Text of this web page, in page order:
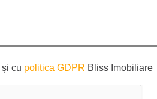
şi cu politica GDPR Bliss Imobiliare